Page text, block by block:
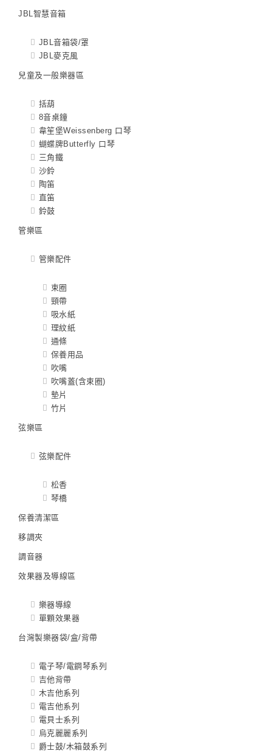
JBL智慧音箱
JBL音箱袋/罩
JBL麥克風
兒童及一般樂器區
括葫
8音桌鐘
韋笙堡Weissenberg 口琴
蝴蝶牌Butterfly 口琴
三角鐵
沙鈴
陶笛
直笛
鈴鼓
管樂區
管樂配件
束圈
頸帶
吸水紙
理紋紙
通條
保養用品
吹嘴
吹嘴蓋(含束圈)
墊片
竹片
弦樂區
弦樂配件
松香
琴橋
保養清潔區
移調夾
調音器
效果器及導線區
樂器導線
單顆效果器
台灣製樂器袋/盒/背帶
電子琴/電鋼琴系列
吉他背帶
木吉他系列
電吉他系列
電貝士系列
烏克麗麗系列
爵士鼓/木箱鼓系列